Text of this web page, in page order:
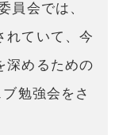
員会では、
れていて、今
深めるための
勉強会をさ